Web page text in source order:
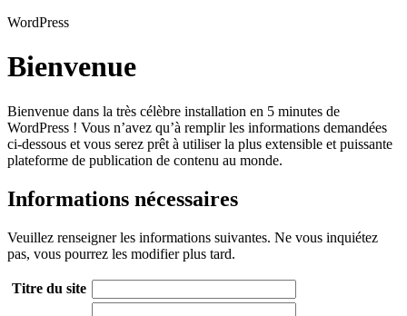
WordPress
Bienvenue
Bienvenue dans la très célèbre installation en 5 minutes de
WordPress ! Vous n’avez qu’à remplir les informations demandées
ci-dessous et vous serez prêt à utiliser la plus extensible et puissante
plateforme de publication de contenu au monde.
Informations nécessaires
Veuillez renseigner les informations suivantes. Ne vous inquiétez
pas, vous pourrez les modifier plus tard.
Titre du site